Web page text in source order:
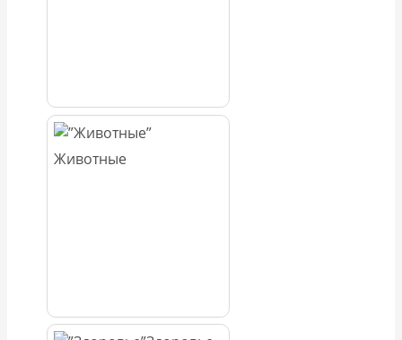
Животные